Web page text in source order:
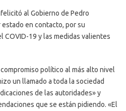
al Gobierno de Pedro
en contacto, por su
COVID-19 y las medidas valientes
político al más alto nivel
un llamado a toda la sociedad
de las autoridades» y
que se están pidiendo. «El